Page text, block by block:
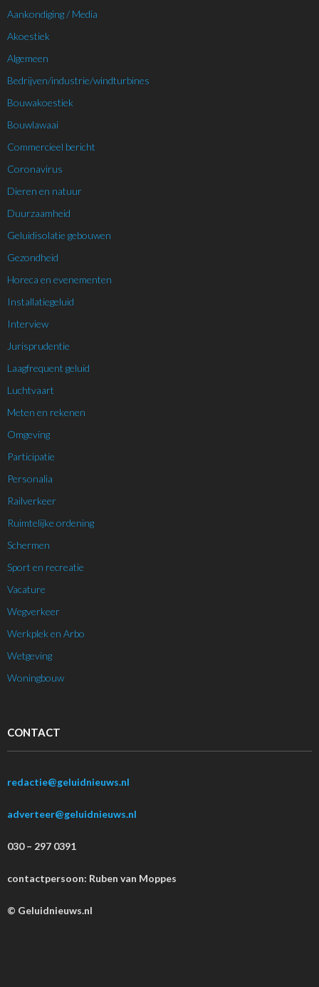
Aankondiging / Media
Akoestiek
Algemeen
Bedrijven/industrie/windturbines
Bouwakoestiek
Bouwlawaai
Commercieel bericht
Coronavirus
Dieren en natuur
Duurzaamheid
Geluidisolatie gebouwen
Gezondheid
Horeca en evenementen
Installatiegeluid
Interview
Jurisprudentie
Laagfrequent geluid
Luchtvaart
Meten en rekenen
Omgeving
Participatie
Personalia
Railverkeer
Ruimtelijke ordening
Schermen
Sport en recreatie
Vacature
Wegverkeer
Werkplek en Arbo
Wetgeving
Woningbouw
CONTACT
redactie@geluidnieuws.nl
adverteer@geluidnieuws.nl
030 – 297 0391
contactpersoon: Ruben van Moppes
© Geluidnieuws.nl